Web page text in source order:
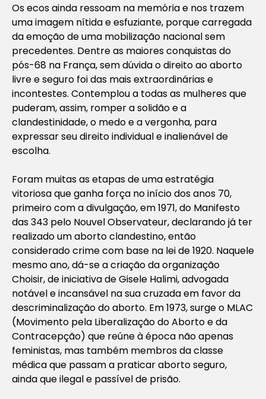
Os ecos ainda ressoam na memória e nos trazem
uma imagem nítida e esfuziante, porque carregada
da emoção de uma mobilização nacional sem
precedentes. Dentre as maiores conquistas do
pós-68 na França, sem dúvida o direito ao aborto
livre e seguro foi das mais extraordinárias e
incontestes. Contemplou a todas as mulheres que
puderam, assim, romper a solidão e a
clandestinidade, o medo e a vergonha, para
expressar seu direito individual e inalienável de
escolha.
Foram muitas as etapas de uma estratégia
vitoriosa que ganha força no início dos anos 70,
primeiro com a divulgação, em 1971, do Manifesto
das 343 pelo Nouvel Observateur, declarando já ter
realizado um aborto clandestino, então
considerado crime com base na lei de 1920. Naquele
mesmo ano, dá-se a criação da organização
Choisir, de iniciativa de Gisele Halimi, advogada
notável e incansável na sua cruzada em favor da
descriminalização do aborto. Em 1973, surge o MLAC
(Movimento pela Liberalização do Aborto e da
Contracepção) que reúne à época não apenas
feministas, mas também membros da classe
médica que passam a praticar aborto seguro,
ainda que ilegal e passível de prisão.